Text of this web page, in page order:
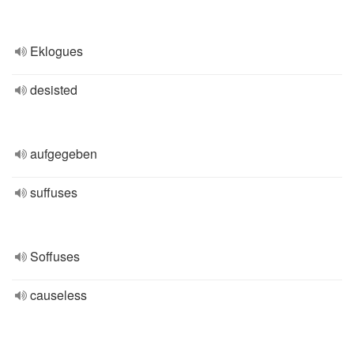
Eklogues
desisted
aufgegeben
suffuses
Soffuses
causeless